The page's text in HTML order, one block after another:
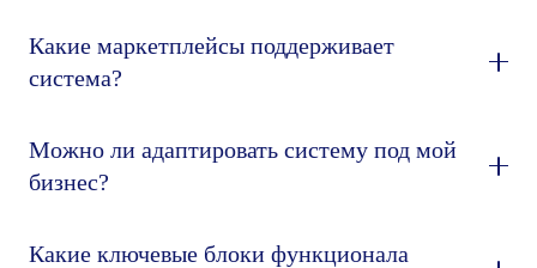
Какие маркетплейсы поддерживает
система?
Можно ли адаптировать систему под мой
бизнес?
Какие ключевые блоки функционала